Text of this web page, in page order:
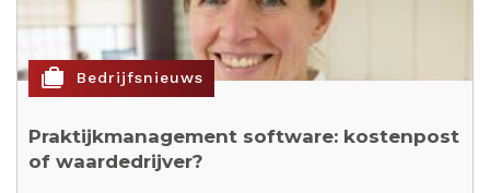
cases Bedrijfsnieuws
Praktijkmanagement software: kostenpost
of waardedrijver?